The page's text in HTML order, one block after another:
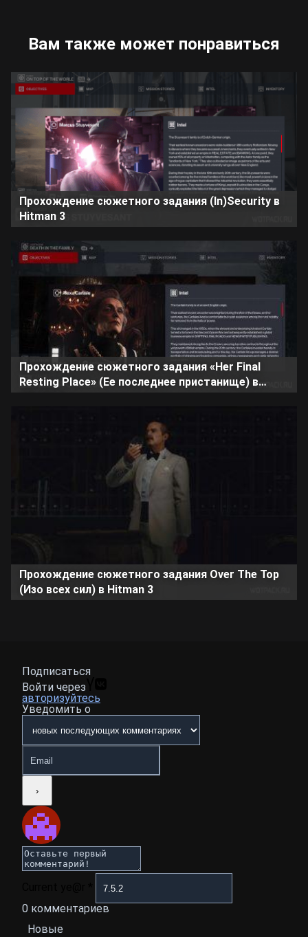
Вам также может понравиться
Прохождение сюжетного задания (In)Security в
Hitman 3
Прохождение сюжетного задания «Her Final
Resting Place» (Ее последнее пристанище) в
Прохождение сюжетного задания Over The Top
(Изо всех сил) в Hitman 3
Подписаться
Войти через
авторизуйтесь
Уведомить о
0 комментариев
Новые